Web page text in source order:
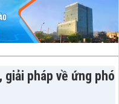
pháp về ứng phó